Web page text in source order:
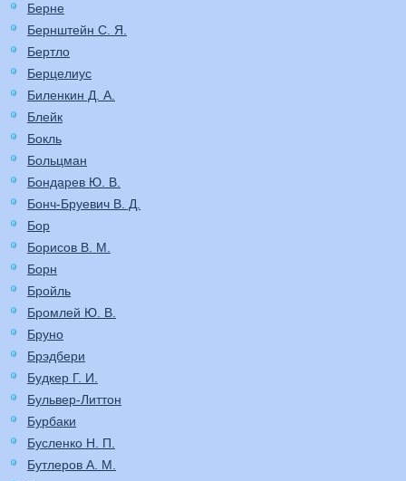
Берне
Бернштейн С. Я.
Бертло
Берцелиус
Биленкин Д. А.
Блейк
Бокль
Больцман
Бондарев Ю. В.
Бонч-Бруевич В. Д.
Бор
Борисов В. М.
Борн
Бройль
Бромлей Ю. В.
Бруно
Брэдбери
Будкер Г. И.
Бульвер-Литтон
Бурбаки
Бусленко Н. П.
Бутлеров А. М.